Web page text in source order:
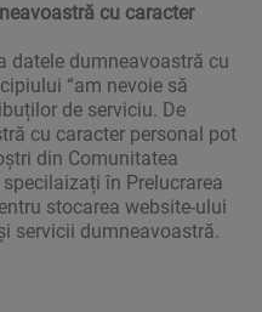
cu caracter
datele dumneavoastră cu
“am nevoie să
de serviciu. De
cu caracter personal pot
din Comunitatea
în Prelucrarea
stocarea website-ului
servicii dumneavoastră.